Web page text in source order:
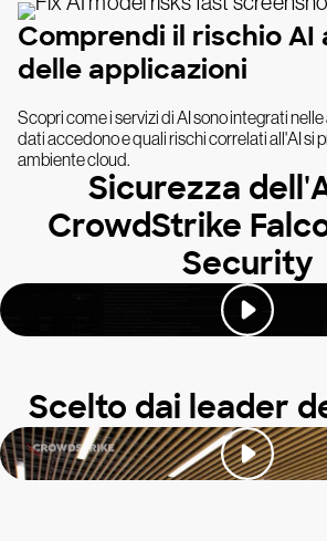
Comprendi il rischio AI
delle applicazioni
Scopri come i servizi di AI sono integrati
dati accedono e quali rischi correlati all'AI si
ambiente cloud.
Sicurezza
CrowdStrike
Security
Scelto dai leader